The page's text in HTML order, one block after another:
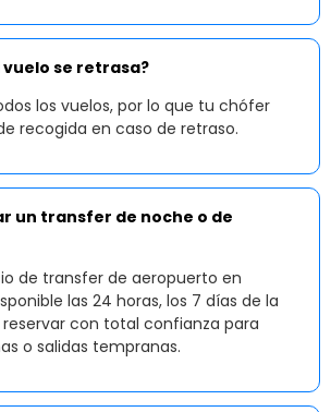
vuelo se retrasa?
los vuelos, por lo que tu chófer
recogida en caso de retraso.
un transfer de noche o de
de transfer de aeropuerto en
las 24 horas, los 7 días de la
reservar con total confianza para
o salidas tempranas.